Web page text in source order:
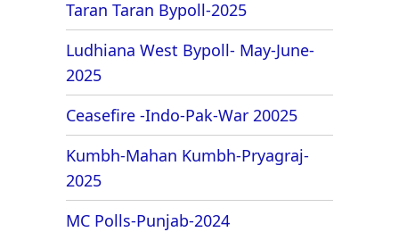
Taran Taran Bypoll-2025
Ludhiana West Bypoll- May-June-
2025
Ceasefire -Indo-Pak-War 20025
Kumbh-Mahan Kumbh-Pryagraj-
2025
MC Polls-Punjab-2024